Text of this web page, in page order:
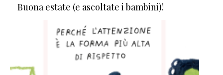
Buona estate (e ascoltate i bambini)!